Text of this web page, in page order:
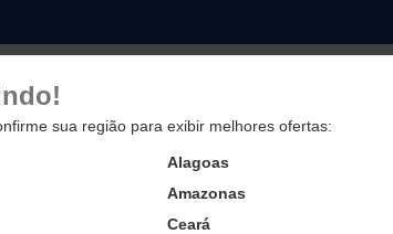
sua região para exibir melhores ofertas:
Alagoas
Amazonas
Ceará
com seu veículo